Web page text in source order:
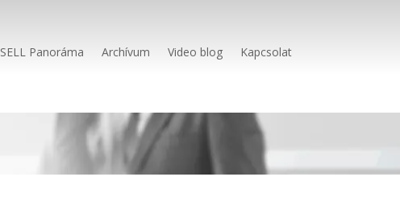
SELL Panoráma Archívum Video blog Kapcsolat